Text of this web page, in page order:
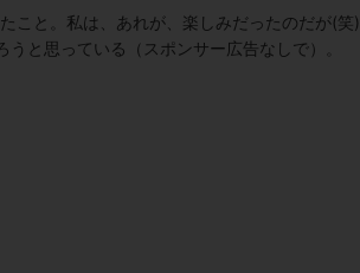
こと。私は、あれが、楽しみだったのだが(笑)
と思っている（スポンサー広告なしで）。